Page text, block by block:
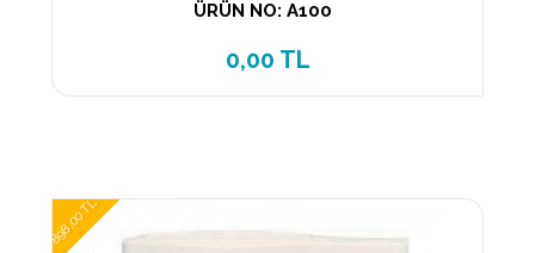
ÜRÜN NO: A100
0,00 TL
898,00 TL